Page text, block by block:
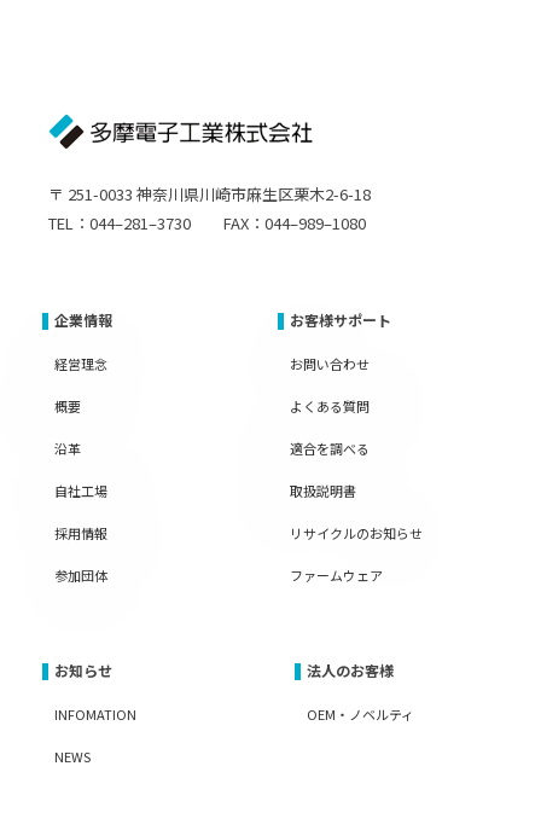
〒 251-0033 神奈川県川崎市麻生区栗木2-6-18
TEL：044–281–3730 FAX：044–989–1080
企業情報
経営理念
概要
沿革
自社工場
採用情報
参加団体
お客様サポート
お問い合わせ
よくある質問
適合を調べる
取扱説明書
リサイクルのお知らせ
ファームウェア
お知らせ
INFOMATION
NEWS
法人のお客様
OEM・ノベルティ